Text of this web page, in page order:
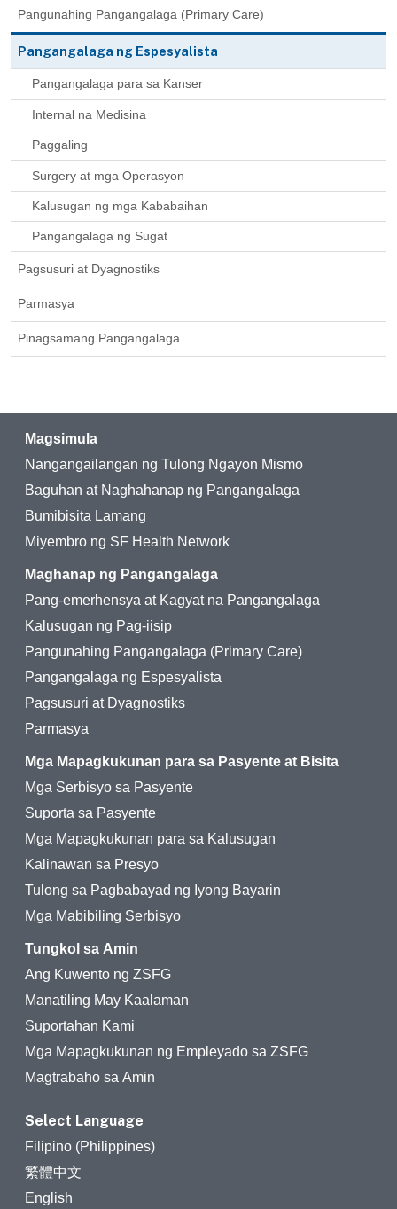
Pangunahing Pangangalaga (Primary Care)
Pangangalaga ng Espesyalista
Pangangalaga para sa Kanser
Internal na Medisina
Paggaling
Surgery at mga Operasyon
Kalusugan ng mga Kababaihan
Pangangalaga ng Sugat
Pagsusuri at Dyagnostiks
Parmasya
Pinagsamang Pangangalaga
Magsimula
Nangangailangan ng Tulong Ngayon Mismo
Baguhan at Naghahanap ng Pangangalaga
Bumibisita Lamang
Miyembro ng SF Health Network
Maghanap ng Pangangalaga
Pang-emerhensya at Kagyat na Pangangalaga
Kalusugan ng Pag-iisip
Pangunahing Pangangalaga (Primary Care)
Pangangalaga ng Espesyalista
Pagsusuri at Dyagnostiks
Parmasya
Mga Mapagkukunan para sa Pasyente at Bisita
Mga Serbisyo sa Pasyente
Suporta sa Pasyente
Mga Mapagkukunan para sa Kalusugan
Kalinawan sa Presyo
Tulong sa Pagbabayad ng Iyong Bayarin
Mga Mabibiling Serbisyo
Tungkol sa Amin
Ang Kuwento ng ZSFG
Manatiling May Kaalaman
Suportahan Kami
Mga Mapagkukunan ng Empleyado sa ZSFG
Magtrabaho sa Amin
Select Language
Filipino (Philippines)
繁體中文
English